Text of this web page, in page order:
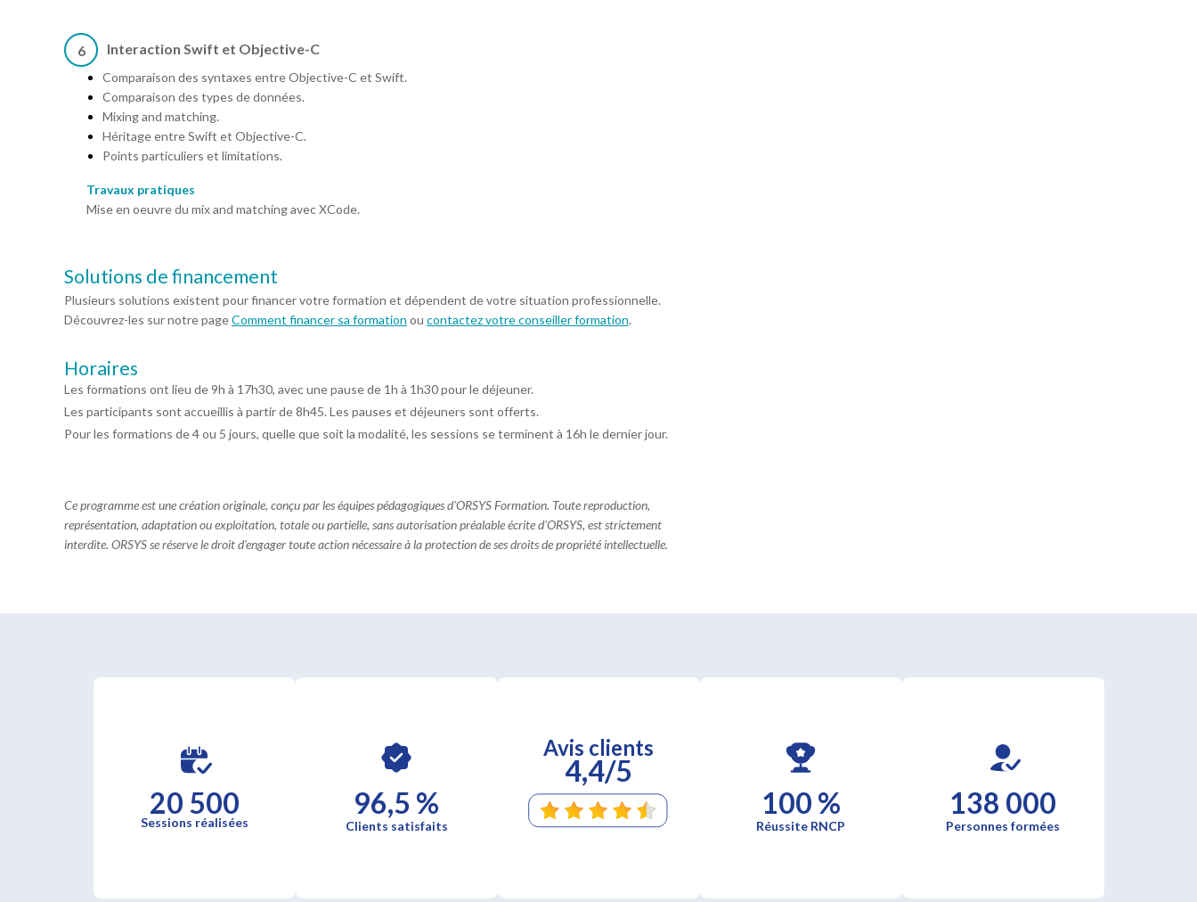
6 Interaction Swift et Objective-C
Comparaison des syntaxes entre Objective-C et Swift.
Comparaison des types de données.
Mixing and matching.
Héritage entre Swift et Objective-C.
Points particuliers et limitations.
Travaux pratiques
Mise en oeuvre du mix and matching avec XCode.
Solutions de financement
Plusieurs solutions existent pour financer votre formation et dépendent de votre situation professionnelle.
Découvrez-les sur notre pageComment financer sa formation ou contactez votre conseiller formation.
Horaires
Les formations ont lieu de 9h à 17h30, avec une pause de 1h à 1h30 pour le déjeuner.
Les participants sont accueillis à partir de 8h45. Les pauses et déjeuners sont offerts.
Pour les formations de 4 ou 5 jours, quelle que soit la modalité, les sessions se terminent à 16h le dernier jour.
Ce programme est une création originale, conçu par les équipes pédagogiques d'ORSYS Formation. Toute reproduction,
représentation, adaptation ou exploitation, totale ou partielle, sans autorisation préalable écrite d'ORSYS, est strictement
interdite. ORSYS se réserve le droit d'engager toute action nécessaire à la protection de ses droits de propriété intellectuelle.
20 500
Sessions réalisées
96,5 %
Clients satisfaits
Avis clients
4,4/5
100 %
Réussite RNCP
138 000
Personnes formées